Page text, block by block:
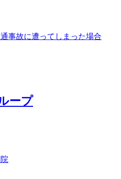
事故に遭ってしまった場合